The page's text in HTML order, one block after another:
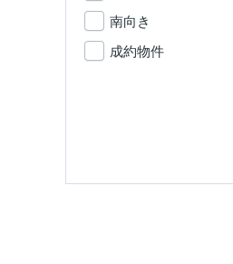
南向き
成約物件